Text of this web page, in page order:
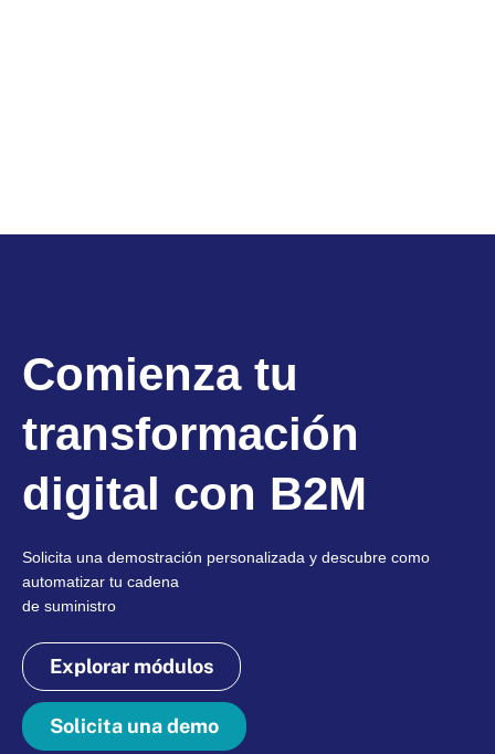
Comienza tu
transformación
digital con B2M
Solicita una demostración personalizada y descubre como
automatizar tu cadena
de suministro
Explorar módulos
Solicita una demo